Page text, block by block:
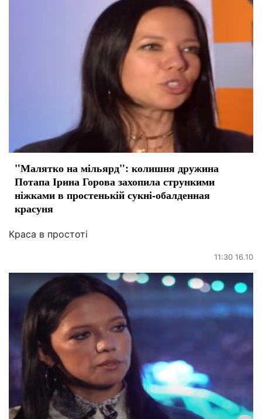
"Малятко на мільярд": колишня дружина
Потапа Ірина Горова захопила стрункими
ніжками в простенькій сукні-обалденная
красуня
Краса в простоті
11:30 16.10